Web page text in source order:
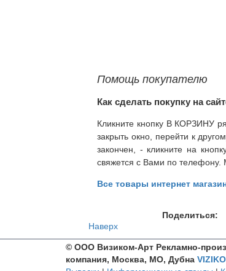
Помощь покупателю
Как сделать покупку на
Кликните кнопку В КОРЗИНУ
закрыть окно, перейти к
закончен, - кликните на
свяжется с Вами по телефону.
Все товары интернет
Наверх
Поделиться:
© ООО Визиком-Арт Рекламно-
компания, Москва, МО, Дубна